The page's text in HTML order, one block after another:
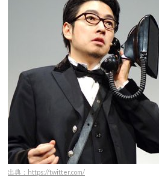
出典：https://twitter.com/